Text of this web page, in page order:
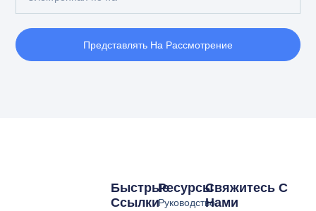
Представлять На Рассмотрение
Ресурсы
Руководство
Быстрые
Ссылки
Свяжитесь С
Нами